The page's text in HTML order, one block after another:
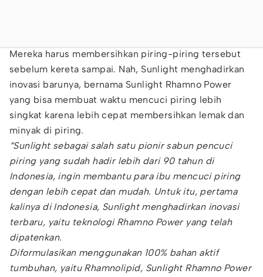
Mereka harus membersihkan piring-piring tersebut
sebelum kereta sampai. Nah, Sunlight menghadirkan
inovasi barunya, bernama Sunlight Rhamno Power
yang bisa membuat waktu mencuci piring lebih
singkat karena lebih cepat membersihkan lemak dan
minyak di piring.
“Sunlight sebagai salah satu pionir sabun pencuci
piring yang sudah hadir lebih dari 90 tahun di
Indonesia, ingin membantu para ibu mencuci piring
dengan lebih cepat dan mudah. Untuk itu, pertama
kalinya di Indonesia, Sunlight menghadirkan inovasi
terbaru, yaitu teknologi Rhamno Power yang telah
dipatenkan.
Diformulasikan menggunakan 100% bahan aktif
tumbuhan, yaitu Rhamnolipid, Sunlight Rhamno Power